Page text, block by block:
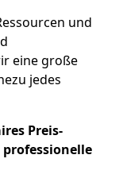
und
eine große
jedes
Preis-